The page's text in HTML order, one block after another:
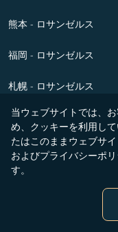
当ウェブサイトでは、
め、クッキーを利用し
たはこのままウェブサ
およびプライバシーポ
す。
熊本 - ロサンゼルス
福岡 - ロサンゼルス
札幌 - ロサンゼルス
函館 - ロサンゼルス
沖縄 - ロサンゼルス
仙台 - ロサンゼルス